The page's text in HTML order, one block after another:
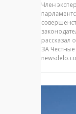
Член
рассказал
ЗА